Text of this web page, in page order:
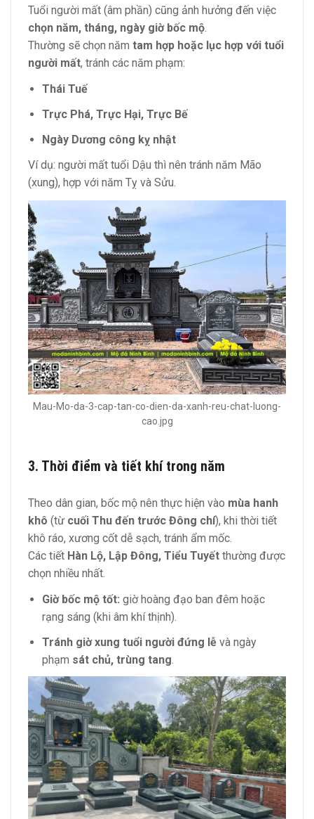
Tuổi người mất (âm phần) cũng ảnh hưởng đến việc
chọn năm, tháng, ngày giờ bốc mộ
Thường sẽ chọn năm tam hợp hoặc lục hợp với tuổi
người mất, tránh các năm phạm:
Thái Tuế
Trực Phá, Trực Hại, Trực Bế
Ngày Dương công kỵ nhật
Ví dụ: người mất tuổi Dậu thì nên tránh năm Mão
(xung), hợp với năm Tỵ và Sửu.
Mau-Mo-da-3-cap-tan-co-dien-da-xanh-reu-chat-luong-
cao.jpg
3. Thời điểm và tiết khí trong năm
Theo dân gian, bốc mộ nên thực hiện vào mùa hanh
khô (từ cuối Thu đến trước Đông chí), khi thời tiết
khô ráo, xương cốt dễ sạch, tránh ẩm mốc.
Các tiết Hàn Lộ, Lập Đông, Tiểu Tuyết thường được
chọn nhiều nhất.
Giờ bốc mộ tốt: giờ hoàng đạo ban đêm hoặc
rạng sáng (khi âm khí thịnh).
Tránh giờ xung tuổi người đứng lễ và ngày
phạm sát chủ, trùng tang.